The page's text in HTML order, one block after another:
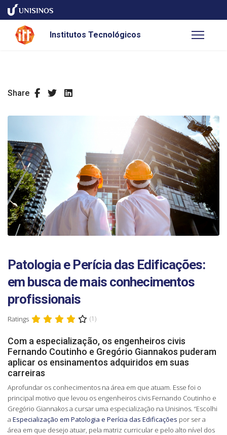
Institutos Tecnológicos
Share
Patologia e Perícia das Edificações:
em busca de mais conhecimentos
profissionais
Ratings (1)
Com a especialização, os engenheiros civis
Fernando Coutinho e Gregório Giannakos puderam
aplicar os ensinamentos adquiridos em suas
carreiras
Aprofundar os conhecimentos na área em que atuam. Esse foi o
principal motivo que levou os engenheiros civis Fernando Coutinho e
Gregório Giannakos a cursar uma especialização na Unisinos. “Escolhi
a Especialização em Patologia e Perícia das Edificações por ser a
área em que desejo atuar, pela matriz curricular e pelo alto nível dos